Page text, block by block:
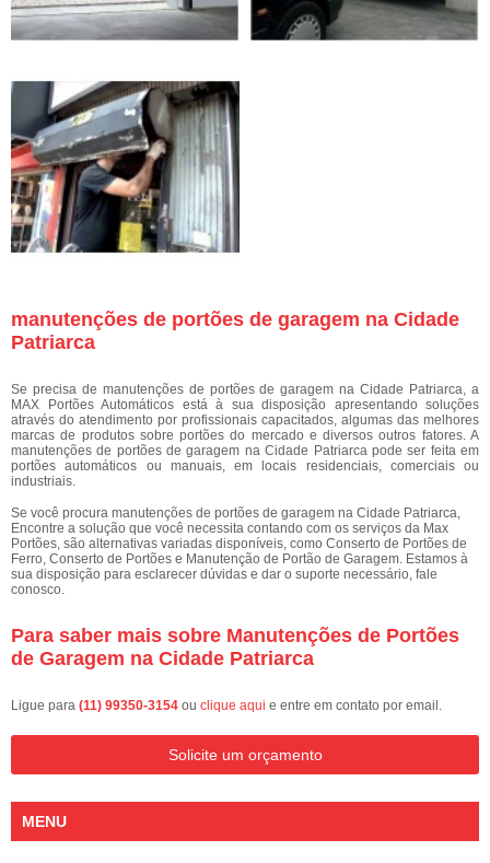
manutenções de portões de garagem na Cidade
Patriarca
Se precisa de manutenções de portões de garagem na Cidade Patriarca, a
MAX Portões Automáticos está à sua disposição apresentando soluções
através do atendimento por profissionais capacitados, algumas das melhores
marcas de produtos sobre portões do mercado e diversos outros fatores. A
manutenções de portões de garagem na Cidade Patriarca pode ser feita em
portões automáticos ou manuais, em locais residenciais, comerciais ou
industriais.
Se você procura manutenções de portões de garagem na Cidade Patriarca,
Encontre a solução que você necessita contando com os serviços da Max
Portões, são alternativas variadas disponíveis, como Conserto de Portões de
Ferro, Conserto de Portões e Manutenção de Portão de Garagem. Estamos à
sua disposição para esclarecer dúvidas e dar o suporte necessário, fale
conosco.
Para saber mais sobre Manutenções de Portões
de Garagem na Cidade Patriarca
Ligue para (11) 99350-3154 ou clique aqui e entre em contato por email.
Solicite um orçamento
MENU